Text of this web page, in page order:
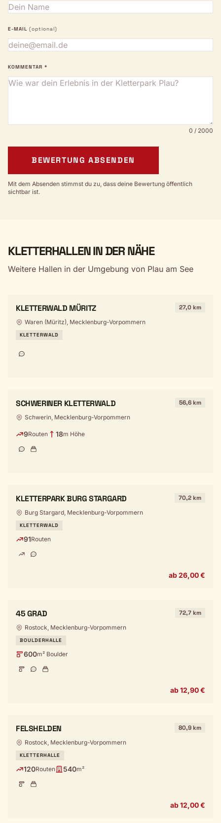
E-MAIL (optional)
KOMMENTAR *
0 / 2000
BEWERTUNG ABSENDEN
Mit dem Absenden stimmst du zu, dass deine Bewertung öffentlich
sichtbar ist.
KLETTERHALLEN IN DER NÄHE
Weitere Hallen in der Umgebung von Plau am See
KLETTERWALD MÜRITZ 27,0 km
Waren (Müritz), Mecklenburg-Vorpommern
KLETTERWALD
SCHWERINER KLETTERWALD 56,6 km
Schwerin, Mecklenburg-Vorpommern
9Routen 18m Höhe
KLETTERPARK BURG STARGARD 70,2 km
Burg Stargard, Mecklenburg-Vorpommern
KLETTERWALD
91Routen
ab 26,00 €
45 GRAD 72,7 km
Rostock, Mecklenburg-Vorpommern
BOULDERHALLE
600m² Boulder
ab 12,90 €
FELSHELDEN 80,9 km
Rostock, Mecklenburg-Vorpommern
KLETTERHALLE
120Routen 540m²
ab 12,00 €